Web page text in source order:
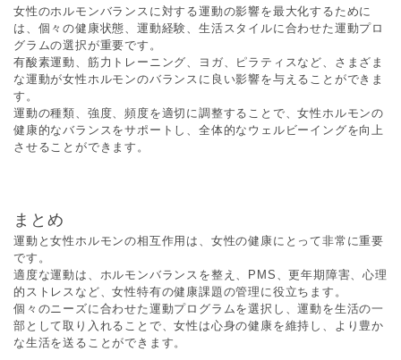
女性のホルモンバランスに対する運動の影響を最大化するために
は、個々の健康状態、運動経験、生活スタイルに合わせた運動プロ
グラムの選択が重要です。
有酸素運動、筋力トレーニング、ヨガ、ピラティスなど、さまざま
な運動が女性ホルモンのバランスに良い影響を与えることができま
す。
運動の種類、強度、頻度を適切に調整することで、女性ホルモンの
健康的なバランスをサポートし、全体的なウェルビーイングを向上
させることができます。
まとめ
運動と女性ホルモンの相互作用は、女性の健康にとって非常に重要
です。
適度な運動は、ホルモンバランスを整え、PMS、更年期障害、心理
的ストレスなど、女性特有の健康課題の管理に役立ちます。
個々のニーズに合わせた運動プログラムを選択し、運動を生活の一
部として取り入れることで、女性は心身の健康を維持し、より豊か
な生活を送ることができます。